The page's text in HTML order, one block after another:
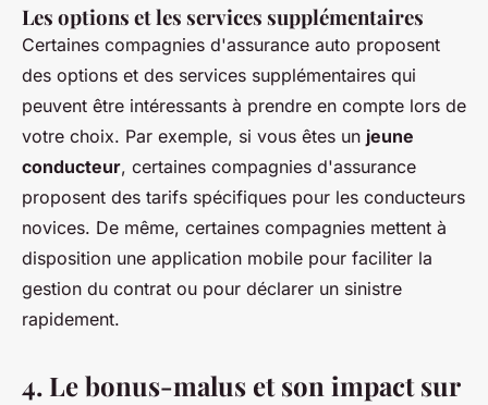
Les options et les services supplémentaires
Certaines compagnies d'assurance auto proposent
des options et des services supplémentaires qui
peuvent être intéressants à prendre en compte lors de
votre choix. Par exemple, si vous êtes un jeune
conducteur, certaines compagnies d'assurance
proposent des tarifs spécifiques pour les conducteurs
novices. De même, certaines compagnies mettent à
disposition une application mobile pour faciliter la
gestion du contrat ou pour déclarer un sinistre
rapidement.
4. Le bonus-malus et son impact sur